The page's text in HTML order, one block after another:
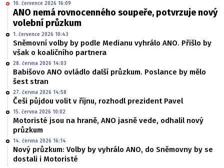
10. července 2026 16:09
ANO nemá rovnocenného soupeře, potvrzuje nový
volební průzkum
1. července 2026 10:43
Sněmovní volby by podle Medianu vyhrálo ANO. Přišlo by
však o koaličního partnera
28. června 2026 14:03
Babišovo ANO ovládlo další průzkum. Poslance by mělo
šest stran
27. června 2026 14:58
Češi půjdou volit v říjnu, rozhodl prezident Pavel
15. června 2026 10:02
Motoristé jsou na hraně, ANO jasně vede, odhalil nový
průzkum
14. června 2026 16:14
Nový průzkum: Volby by vyhrálo ANO, do Sněmovny by se
dostali i Motoristé